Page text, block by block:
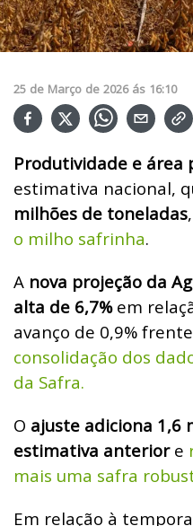
25 de Março de 2026 ás 16:10
Produtividade e área
estimativa nacional,
milhões de toneladas,
o milho safrinha.
A nova projeção da
alta de 6,7% em
avanço de 0,9%
consolidação dos
da Safra.
O ajuste adiciona 1,6
estimativa anteriore
mais uma safra
Em relação à